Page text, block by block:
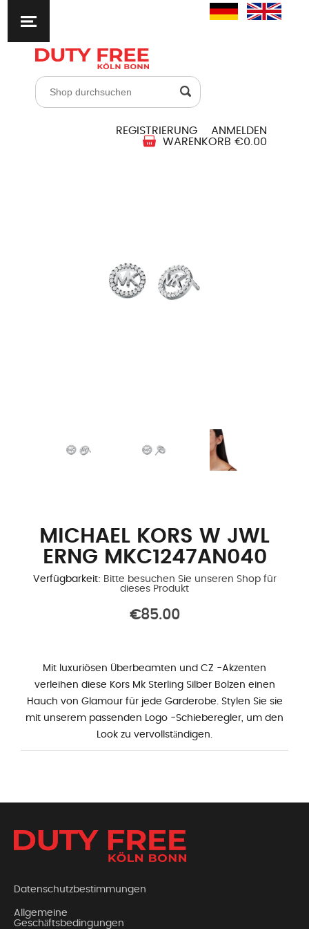
REGISTRIERUNG
ANMELDEN
WARENKORB €0.00
MICHAEL KORS W JWL
ERNG MKC1247AN040
Verfügbarkeit: Bitte besuchen Sie unseren Shop für
dieses Produkt
€85.00
Mit luxuriösen Überbeamten und CZ -Akzenten
verleihen diese Kors Mk Sterling Silber Bolzen einen
Hauch von Glamour für jede Garderobe. Stylen Sie sie
mit unserem passenden Logo -Schieberegler, um den
Look zu vervollständigen.
Datenschutzbestimmungen
Allgemeine
Geschäftsbedingungen